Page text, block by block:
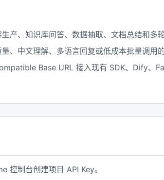
产、知识库问答、数据抽取、文档总结和多轮
、中文理解、多语言回复或低成本批量调用的
Base URL 接入现有 SDK、Dify、
控制台创建项目 API Key。